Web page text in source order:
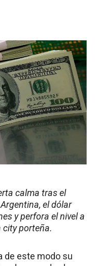
calma tras el
el dólar
y perfora el nivel a
city porteña.
de este modo su